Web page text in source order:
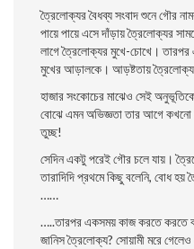
ত্রৈলােক্যর বৈধব্য সংবাদ শুনে গৌর
পায়ে পায়ে এসে দাঁড়ায় ত্রৈলােক্যর
লাগে ত্রৈলােক্যর মুখে-চোখে। তারপর
মুখের আড়ালকে। আড়ষ্টতায়
হাজার সংকোচের মাঝেও সেই
বােঝে এমন অভিজ্ঞতা তার আগে
তুচ্ছ!
সেদিন একটু পরেই গৌর চলে যায়।
তারাদিদি প্রথমে কিছু বলেনি, বােধ হয়
……
…..তারপর একসময় কাজ করতে করতে
জানিস ত্রৈলােক্য? সােয়ামী মরে